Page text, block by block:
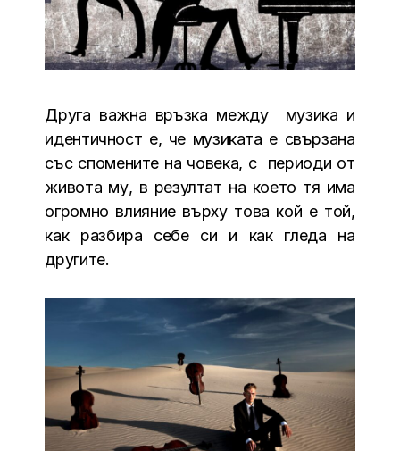
Друга важна връзка между музика и
идентичност е, че музиката е свързана
със спомените на човека, с периоди от
живота му, в резултат на което тя има
огромно влияние върху това кой е той,
как разбира себе си и как гледа на
другите.